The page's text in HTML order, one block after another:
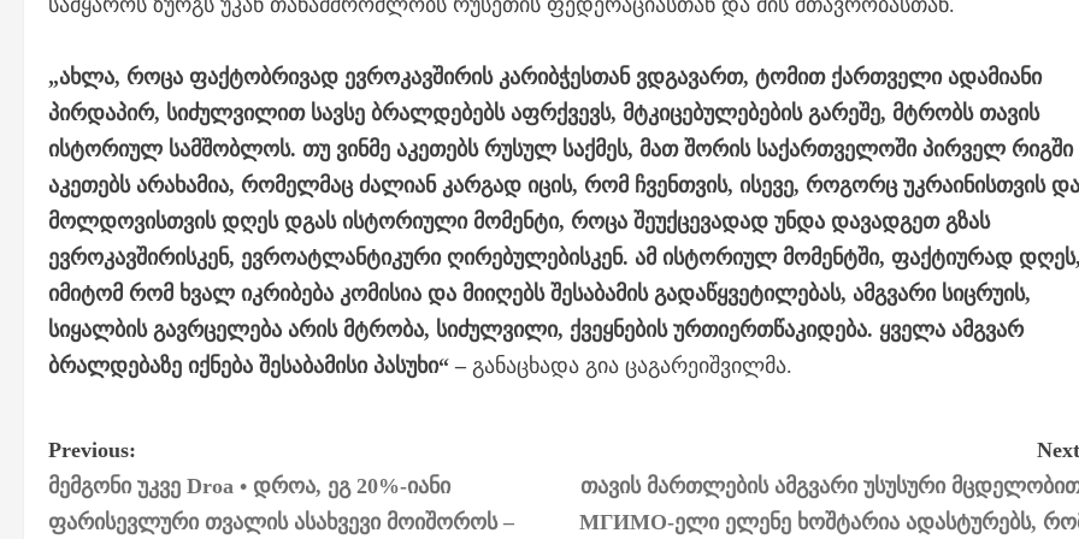
„ახლა, როცა ფაქტობრივად ევროკავშირის კარიბჭესთან ვდგავართ, ტომით ქართველი ადამიანი
პირდაპირ, სიძულვილით სავსე ბრალდებებს აფრქვევს, მტკიცებულებების გარეშე, მტრობს თავის
ისტორიულ სამშობლოს. თუ ვინმე აკეთებს რუსულ საქმეს, მათ შორის საქართველოში პირველ რიგში
აკეთებს არახამია, რომელმაც ძალიან კარგად იცის, რომ ჩვენთვის, ისევე, როგორც უკრაინისთვის და
მოლდოვისთვის დღეს დგას ისტორიული მომენტი, როცა შეუქცევადად უნდა დავადგეთ გზას
ევროკავშირისკენ, ევროატლანტიკური ღირებულებისკენ. ამ ისტორიულ მომენტში, ფაქტიურად დღეს,
იმიტომ რომ ხვალ იკრიბება კომისია და მიიღებს შესაბამის გადაწყვეტილებას, ამგვარი სიცრუის,
სიყალბის გავრცელება არის მტრობა, სიძულვილი, ქვეყნების ურთიერთწაკიდება. ყველა ამგვარ
ბრალდებაზე იქნება შესაბამისი პასუხი“ –განაცხადა გია ცაგარეიშვილმა.
P
o
Previous:
მემგონი უკვე Droa • დროა, ეგ 20%-იანი
ფარისევლური თვალის ასახვევი მოიშოროს –
თავის მართლების ამგვარი უსუსური
МГИМО-ელი ელენე ხოშტარია ადასტურებს,